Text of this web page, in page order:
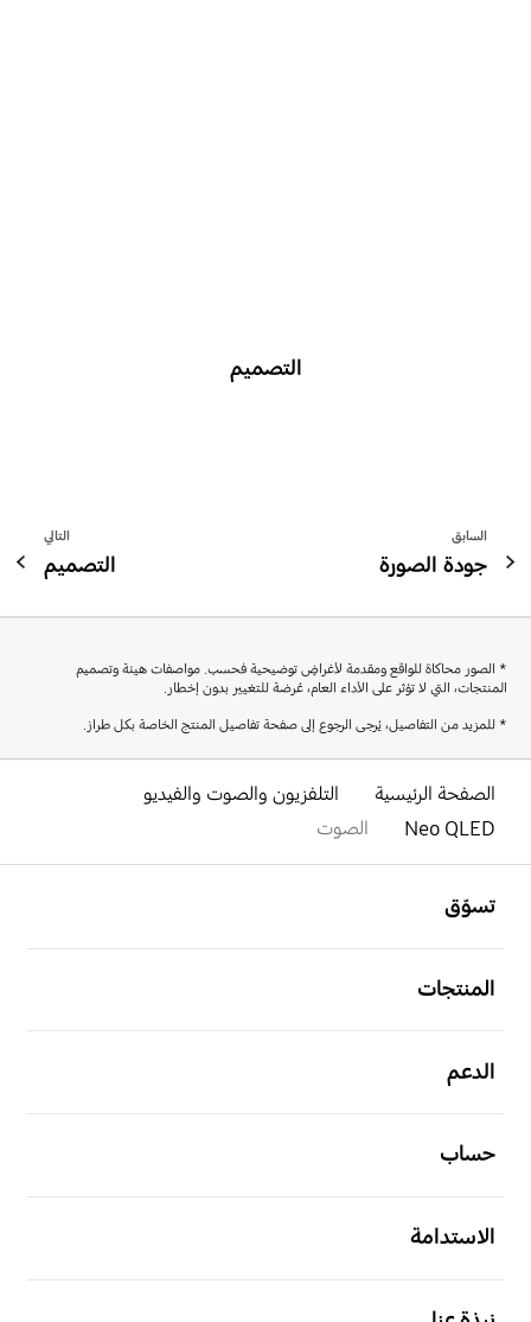
التصميم
السابق
جودة الصورة
التالي
التصميم
* الصور محاكاة للواقع ومقدمة لأغراضٍ توضيحية فحسب. مواصفات هيئة وتصميم
المنتجات، التي لا تؤثر على الأداء العام، عُرضة للتغيير بدون إخطار.
* للمزيد من التفاصيل، يُرجى الرجوع إلى صفحة تفاصيل المنتج الخاصة بكل طراز.
الصفحة الرئيسية
التلفزيون والصوت والفيديو
Neo QLED
الصوت
تسوّق
المنتجات
الدعم
حساب
الاستدامة